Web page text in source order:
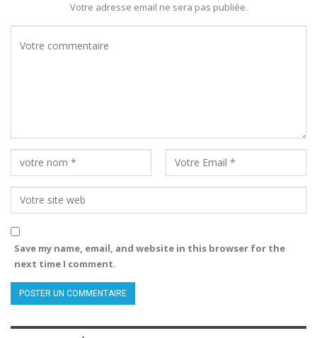
Votre adresse email ne sera pas publiée.
Save my name, email, and website in this browser for the
next time I comment.